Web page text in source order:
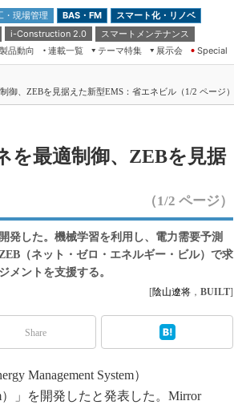
・現場管理 BAS・FM
スマート化・リノベ
i-Construction 2.0
スマートメンテナンス
製品動向 連載一覧
テーマ特集
す建設業界の“ゲー
のスマートビル
展示会
8回 国際 建設・測量展
・土木・不動産の先端技術展－
本 ものづくりワールド 2020
メンテナンス・レジリエンスTOKYO
Special
御、ZEBを見据えた新型EMS：省エネビル（1/2 ページ）
を最適制御、ZEBを見据
（1/2 ページ）
発した。機械学習を利用し、電力需要予測
（ネット・ゼロ・エネルギー・ビル）で求
メントを支援する。
[陰山遼将 ， BUILT]
Share
Management System）
）」を開発したと発表した。Mirror